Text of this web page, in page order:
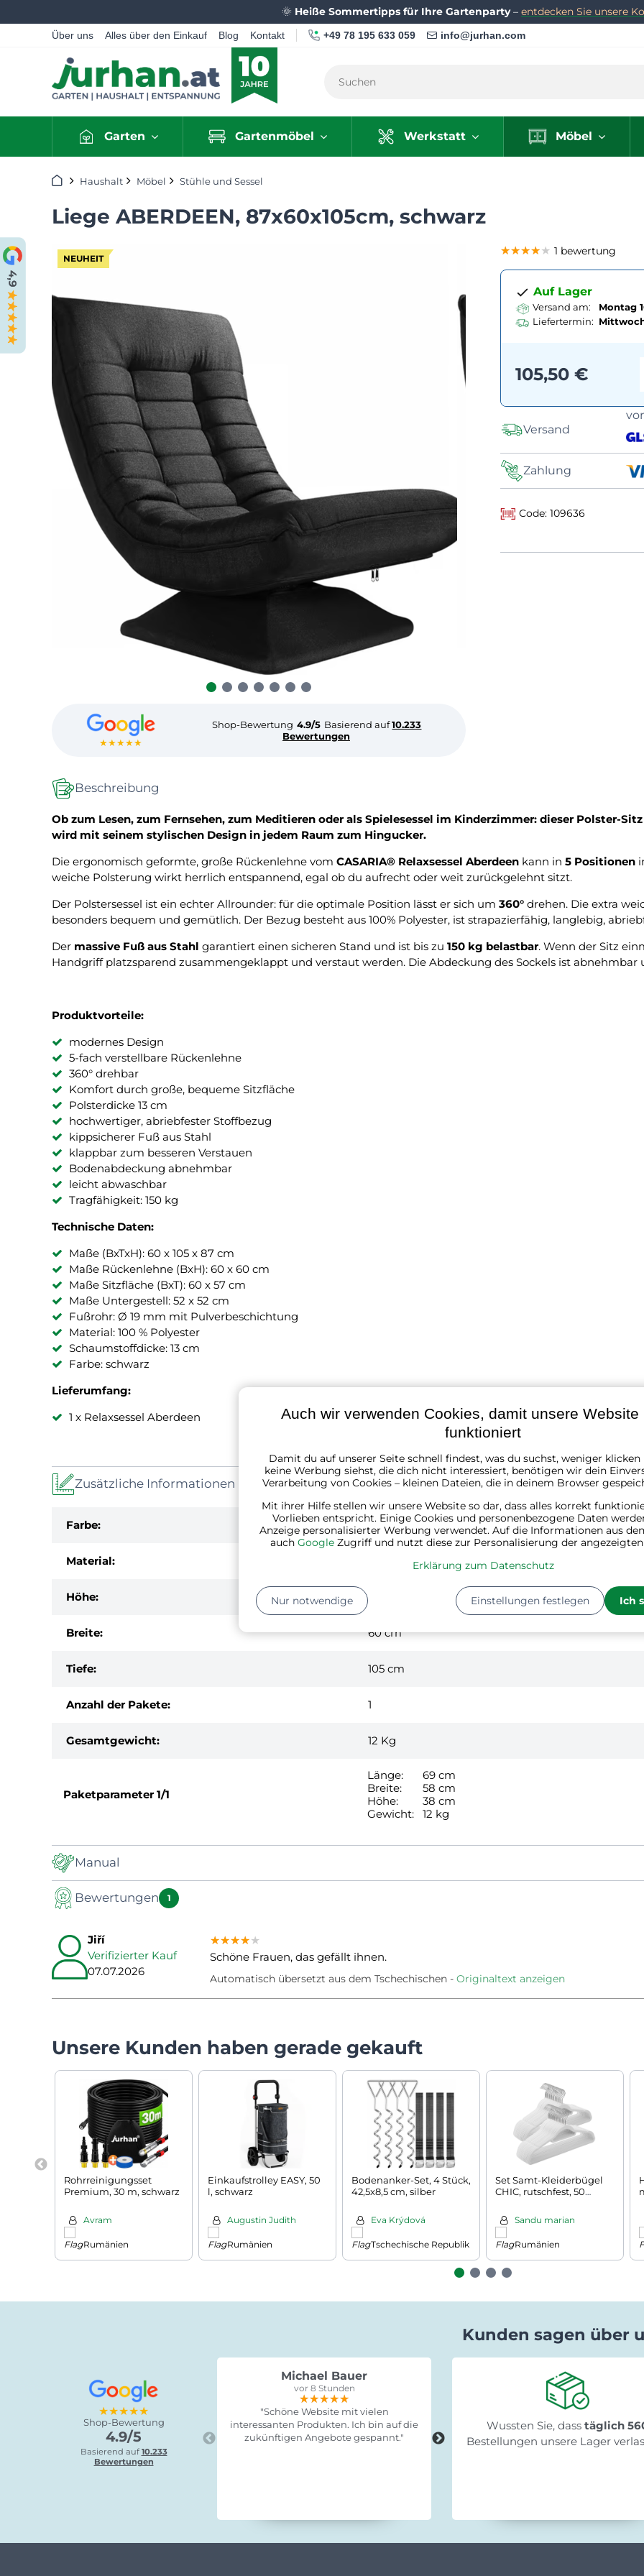
🌞 Heiße Sommertipps für Ihre Gartenparty– entdecken Sie unsere
Über uns Alles über den Einkauf Blog Kontakt +49 78 195 633 059 info@jurhan.com
Garten Gartenmöbel Werkstatt Möbel
StartseiteHaushalt Möbel Stühle und Sessel
Liege ABERDEEN, 87x60x105cm, schwarz
NEUHEIT
★★★★★
Shop-Bewertung 4.9/5 Basierend auf10.233
Bewertungen
★★★★★
★★★★★
★★★★★ 1 bewertung
Auf Lager
Versand am:
Montag
Liefertermin:
105,50 €
Versand
Zahlung
Code: 109636
Beschreibung
Ob zum Lesen, zum Fernsehen, zum Meditieren oder als Spielesessel im Kinderzimmer: dieser Polster-
wird mit seinem stylischen Design in jedem Raum zum Hingucker.
Die ergonomisch geformte, große Rückenlehne vom CASARIA® Relaxsessel Aberdeen kann in 5 Positionen
weiche Polsterung wirkt herrlich entspannend, egal ob du aufrecht oder weit zurückgelehnt sitzt.
Der Polstersessel ist ein echter Allrounder: für die optimale Position lässt er sich um 360° drehen. Die extra
besonders bequem und gemütlich. Der Bezug besteht aus 100% Polyester, ist strapazierfähig, langlebig,
Der massive Fuß aus Stahl garantiert einen sicheren Stand und ist bis zu 150 kg belastbar. Wenn der Sitz
Handgriff platzsparend zusammengeklappt und verstaut werden. Die Abdeckung des Sockels ist abnehmbar
Produktvorteile:
modernes Design
5-fach verstellbare Rückenlehne
360° drehbar
Komfort durch große, bequeme Sitzfläche
Polsterdicke 13 cm
hochwertiger, abriebfester Stoffbezug
kippsicherer Fuß aus Stahl
klappbar zum besseren Verstauen
Bodenabdeckung abnehmbar
leicht abwaschbar
Tragfähigkeit: 150 kg
Technische Daten:
Maße (BxTxH): 60 x 105 x 87 cm
Maße Rückenlehne (BxH): 60 x 60 cm
Maße Sitzfläche (BxT): 60 x 57 cm
Maße Untergestell: 52 x 52 cm
Fußrohr: Ø 19 mm mit Pulverbeschichtung
Material: 100 % Polyester
Schaumstoffdicke: 13 cm
Farbe: schwarz
Lieferumfang:
1 x Relaxsessel Aberdeen
Zusätzliche Informationen
Farbe: schwarz
Material: Stahl, Textil, Polyester
Höhe:
Breite: 60 cm
Tiefe: 105 cm
Anzahl der Pakete: 1
Gesamtgewicht: 12 Kg
Paketparameter1/1
Länge:
69 cm
Breite:
58 cm
Höhe:
38 cm
Gewicht:
12 kg
Manual
Handbuch
Bewertungen 1
Jiří
Verifizierter Kauf
07.07.2026
★★★★★
★★★★★
★★★★★
Schöne Frauen, das gefällt ihnen.
Automatisch übersetzt aus dem Tschechischen Originaltext anzeigen
Unsere Kunden haben gerade gekauft
Rohrreinigungsset
Premium, 30 m, schwarz
Avram
Rumänien
Einkaufstrolley EASY, 50
l, schwarz
Augustin Judith
Rumänien
Bodenanker-Set, 4 Stück,
42,5x8,5 cm, silber
Eva Krýdová
Tschechische Republik
Set Samt-Kleiderbügel
CHIC, rutschfest, 50
Sandu marian
Rumänien
★★★★★
Shop-Bewertung
4.9/5
Basierend auf 10.233
Bewertungen
Kunden sagen über
Michael Bauer
vor 8 Stunden
★★★★★
★★★★★
★★★★★
"Schöne Website mit vielen
interessanten Produkten. Ich bin auf die
zukünftigen Angebote gespannt."
Gabriele Saxa
vor 15 Stunden
★★★★★
★★★★★
★★★★★
"Schnelle Lieferung, leicht zum
Fertigstellen und stabil!"
Wussten Sie, dasstäglich
Bestellungen unsere Lager
Auch wir verwenden Cookies, damit unsere Website
funktioniert
Damit du auf unserer Seite schnell findest, was du suchst, weniger
keine Werbung siehst, die dich nicht interessiert, benötigen wir dein
Verarbeitung von Cookies – kleinen Dateien, die in deinem Browser
Mit ihrer Hilfe stellen wir unsere Website so dar, dass alles korrekt
Vorlieben entspricht. Einige Cookies und personenbezogene Daten
Anzeige personalisierter Werbung verwendet. Auf die Informationen aus
auch Google Zugriff und nutzt diese zur Personalisierung der
Erklärung zum Datenschutz
Einstellungen festlegen Ich
Nur notwendige